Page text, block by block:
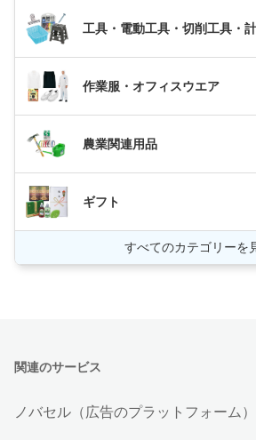
工具・電動工具・切削工具・
作業服・オフィスウエア
農業関連用品
ギフト
すべてのカテゴリーを
関連のサービス
ノバセル（広告のプラットフォーム）